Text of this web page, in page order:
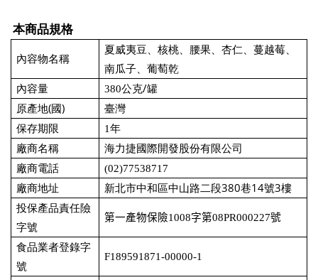
本商品規格
內容物名稱
夏威夷豆、核桃、腰果、杏仁、蔓越莓、
南瓜子、葡萄乾
內容量
380公克/罐
原產地(國)
臺灣
保存期限
1年
廠商名稱
海力捷國際開發股份有限公司
廠商電話
(02)77538717
廠商地址
新北市中和區中山路二段380巷14號3樓
投保產品責任險
字號
第一產物保險1008字第08PR000227號
食品業者登錄字
號
F189591871-00000-1